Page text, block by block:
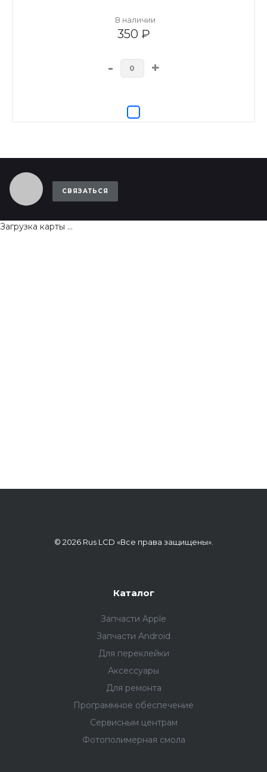
В наличии
350 ₽
- +
СВЯЗАТЬСЯ
Загрузка карты ...
© 2026 Rus LCD «Все права защищены».
Каталог
Запчасти Apple
Запчасти Android
Для переклейки
Аксессуары
Для ремонта
Программное обеспечение
Сервисным центрам
Фотополимерная смола